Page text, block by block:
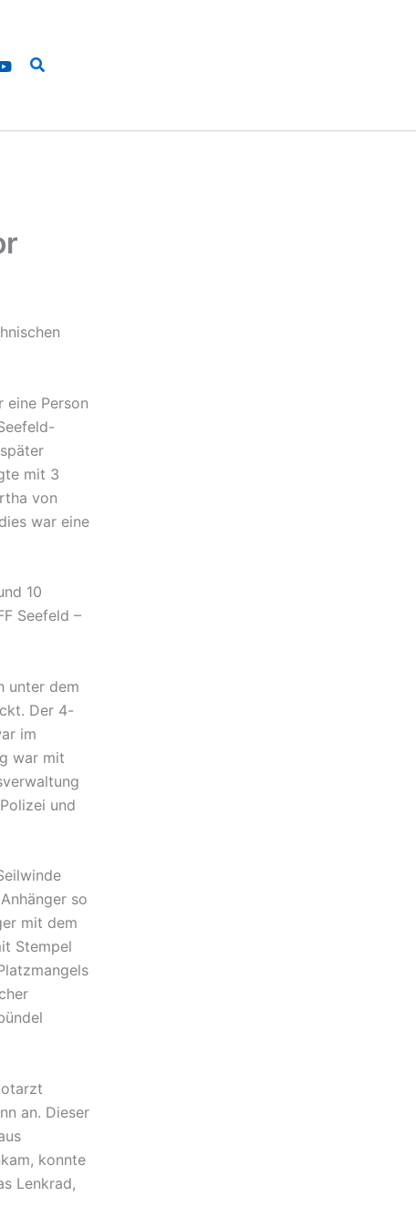
Suchen
eine Person
mit 3
von
war eine
10
Seefeld –
unter dem
Der 4-
im
war mit
und
so
mit dem
Stempel
an. Dieser
konnte
Lenkrad,